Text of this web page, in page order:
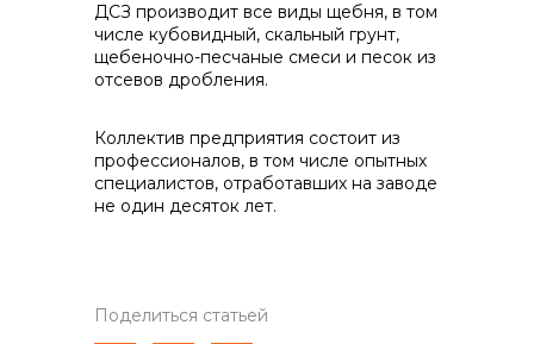
+7 (423) 234 50 50
info@vostokcement.ru
ДСЗ производит все виды щебня, в том
числе кубовидный, скальный грунт,
щебеночно-песчаные смеси и песок из
отсевов дробления.
Коллектив предприятия состоит из
профессионалов, в том числе опытных
специалистов, отработавших на заводе
не один десяток лет.
Поделиться статьей